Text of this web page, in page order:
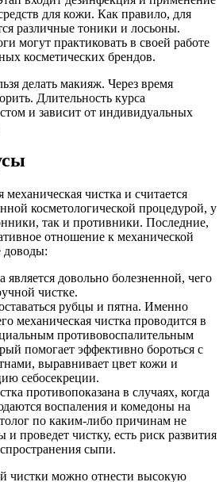
для кожи. Как правило, для
различные тоники и лосьоны.
могут практиковать в своей работе
косметических брендов.
делать макияж. Через время
Длительность курса
и зависит от индивидуальных
чистка и считается
косметологической процедурой, у
так и противники. Последние,
отношение к механической
доводы:
является довольно болезненной, чего
чистке.
рубцы и пятна. Именно
механическая чистка проводится в
противовоспалительным
помогает эффективно бороться с
выравнивает цвет кожи и
себосекреции.
противопоказана в случаях, когда
воспаления и комедоны на
по каким-либо причинам не
и проведет чистку, есть риск развития
сыпи.
чистки можно отнести высокую